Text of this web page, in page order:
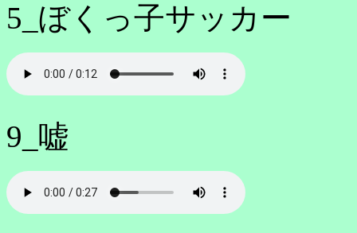
5_ぼくっ子サッカー
9_嘘